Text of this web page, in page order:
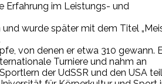
Erfahrung im Leistungs- und
wurde später mit dem Titel
von denen er etwa 310 gewann.
Turniere und nahm an
der UdSSR und den USA